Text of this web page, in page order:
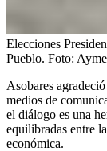
Elecciones
Pueblo. Foto:
Asobares
medios de
el diálogo es una
equilibradas entre
económica.